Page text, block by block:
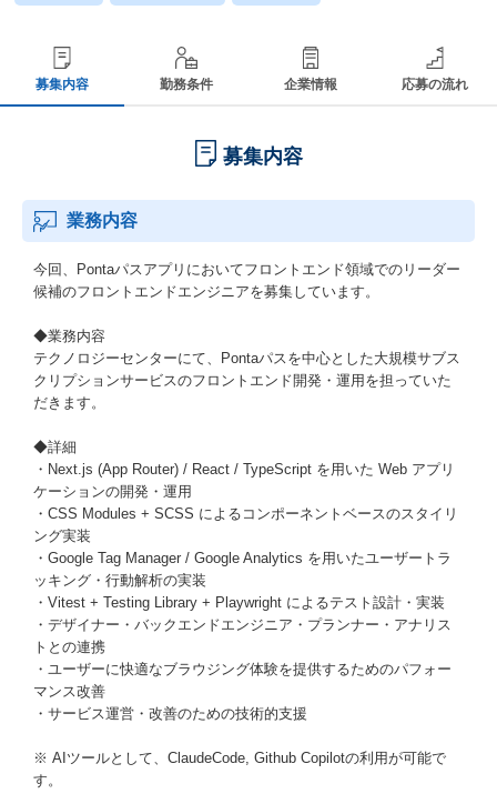
募集内容 勤務条件 企業情報 応募の流れ
募集内容
業務内容
今回、Pontaパスアプリにおいてフロントエンド領域でのリーダー
候補のフロントエンドエンジニアを募集しています。
◆業務内容
テクノロジーセンターにて、Pontaパスを中心とした大規模サブス
クリプションサービスのフロントエンド開発・運用を担っていた
だきます。
◆詳細
・Next.js (App Router) / React / TypeScript を用いた Web アプリ
ケーションの開発・運用
・CSS Modules + SCSS によるコンポーネントベースのスタイリ
ング実装
・Google Tag Manager / Google Analytics を用いたユーザートラ
ッキング・行動解析の実装
・Vitest + Testing Library + Playwright によるテスト設計・実装
・デザイナー・バックエンドエンジニア・プランナー・アナリス
トとの連携
・ユーザーに快適なブラウジング体験を提供するためのパフォー
マンス改善
・サービス運営・改善のための技術的支援
※ AIツールとして、ClaudeCode, Github Copilotの利用が可能で
す。